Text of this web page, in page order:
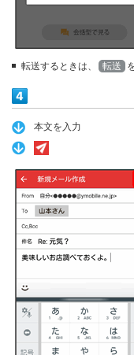
転送するときは、 転送
本文を入力